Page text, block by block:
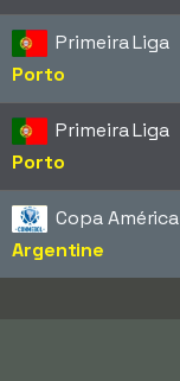
Primeira Liga
Porto
Primeira Liga
Porto
Copa América
Argentine